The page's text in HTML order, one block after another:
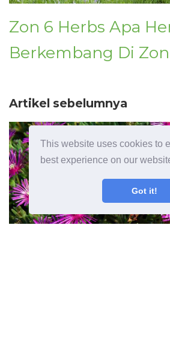
This website uses cookies to
best experience on our
Got it!
Zon 6 Herbs Apa
Berkembang Di
Artikel sebelumnya